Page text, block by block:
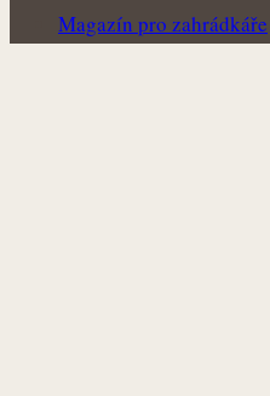
Magazín pro zahrádkáře